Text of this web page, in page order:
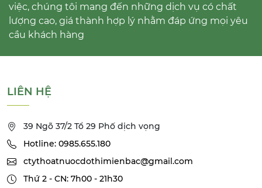
việc, chúng tôi mang đến những dịch vụ có chất
lượng cao, giá thành hợp lý nhằm đáp ứng mọi yêu
cầu khách hàng
LIÊN HỆ
39 Ngõ 37/2 Tổ 29 Phố dịch vọng
Hotline: 0985.655.180
ctythoatnuocdothimienbac@gmail.com
Thứ 2 - CN: 7h00 - 21h30